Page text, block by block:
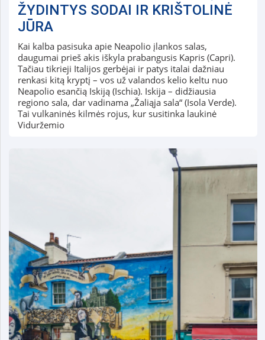
ŽYDINTYS SODAI IR KRIŠTOLINĖ
JŪRA
Kai kalba pasisuka apie Neapolio įlankos salas,
daugumai prieš akis iškyla prabangusis Kapris (Capri).
Tačiau tikrieji Italijos gerbėjai ir patys italai dažniau
renkasi kitą kryptį – vos už valandos kelio keltu nuo
Neapolio esančią Iskiją (Ischia). Iskija – didžiausia
regiono sala, dar vadinama „Žaliąja sala“ (Isola Verde).
Tai vulkaninės kilmės rojus, kur susitinka laukinė
Viduržemio